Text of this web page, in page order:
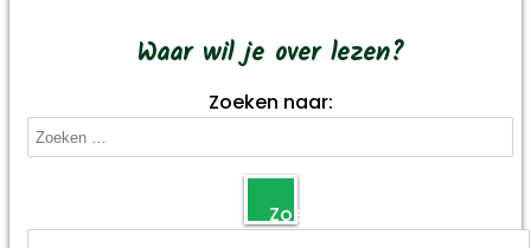
Waar wil je over lezen?
Zoeken naar:
Zoeken